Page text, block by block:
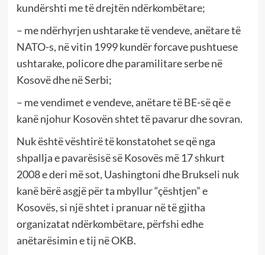
kundërshti me të drejtën ndërkombëtare;
– me ndërhyrjen ushtarake të vendeve, anëtare të
NATO-s, në vitin 1999 kundër forcave pushtuese
ushtarake, policore dhe paramilitare serbe në
Kosovë dhe në Serbi;
– me vendimet e vendeve, anëtare të BE-së që e
kanë njohur Kosovën shtet të pavarur dhe sovran.
Nuk është vështirë të konstatohet se që nga
shpallja e pavarësisë së Kosovës më 17 shkurt
2008 e deri më sot, Uashingtoni dhe Brukseli nuk
kanë bërë asgjë për ta mbyllur “çështjen” e
Kosovës, si një shtet i pranuar në të gjitha
organizatat ndërkombëtare, përfshi edhe
anëtarësimin e tij në OKB.